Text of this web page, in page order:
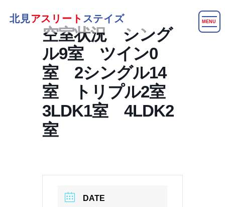
北見アスリート ステイズ MENU
空室状況 シング
ル9室 ツイン0
室 2シングル14
室 トリプル2室
3LDK1室 4LDK2
室
DATE